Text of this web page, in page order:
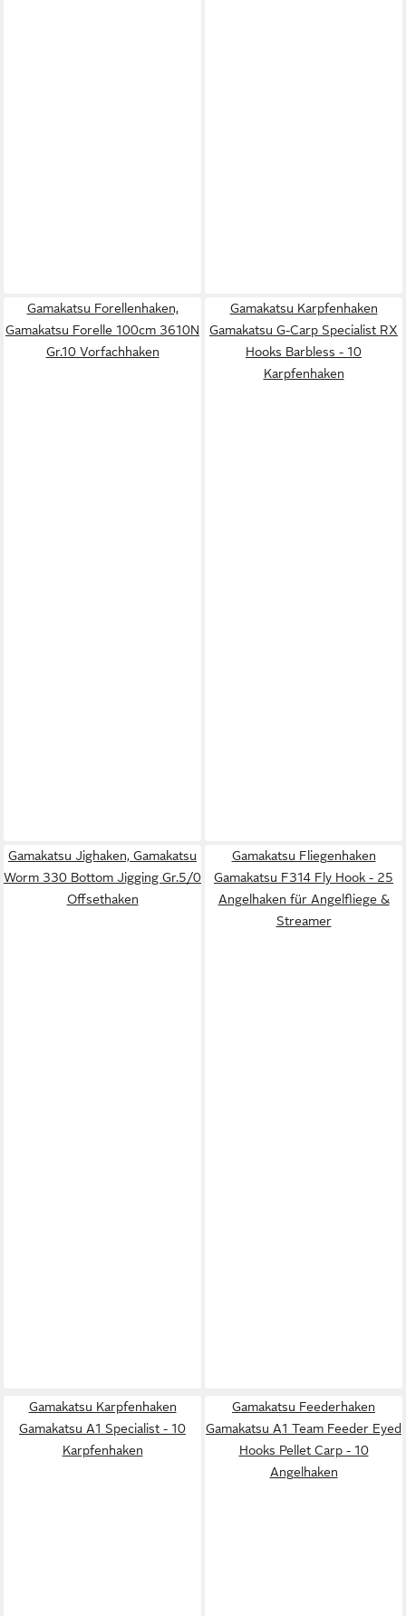
Gamakatsu Forellenhaken,
Gamakatsu Forelle 100cm 3610N
Gr.10 Vorfachhaken
Gamakatsu Karpfenhaken
Gamakatsu G-Carp Specialist RX
Hooks Barbless - 10
Karpfenhaken
Gamakatsu Jighaken, Gamakatsu
Worm 330 Bottom Jigging Gr.5/0
Offsethaken
Gamakatsu Fliegenhaken
Gamakatsu F314 Fly Hook - 25
Angelhaken für Angelfliege &
Streamer
Gamakatsu Karpfenhaken
Gamakatsu A1 Specialist - 10
Karpfenhaken
Gamakatsu Feederhaken
Gamakatsu A1 Team Feeder Eyed
Hooks Pellet Carp - 10
Angelhaken